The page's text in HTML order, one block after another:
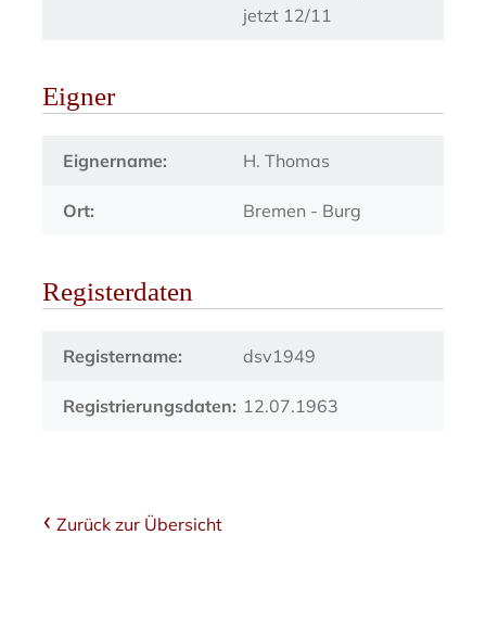
jetzt 12/11
Eigner
Eignername: H. Thomas
Ort: Bremen - Burg
Registerdaten
Registername: dsv1949
Registrierungsdaten: 12.07.1963
Zurück zur Übersicht